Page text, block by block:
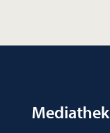
Mediathek